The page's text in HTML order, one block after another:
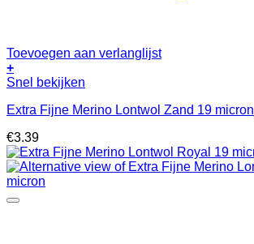
Toevoegen aan verlanglijst
+
Snel bekijken
Extra Fijne Merino Lontwol Zand 19 micron
€3.39